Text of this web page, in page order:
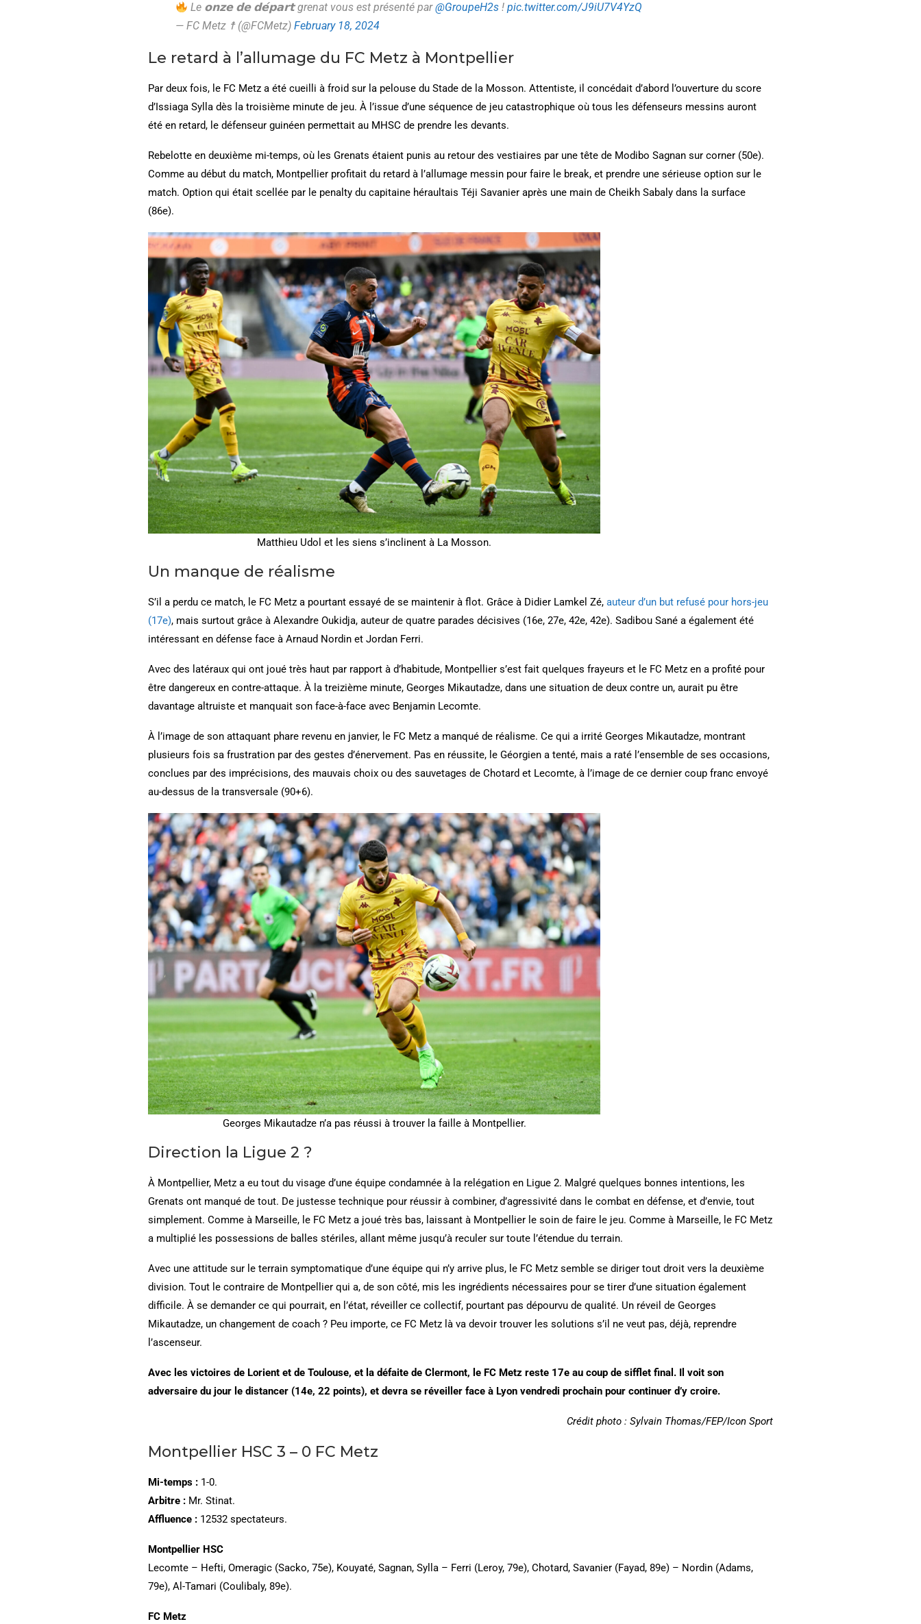
Le 𝗼𝗻𝘇𝗲 𝗱𝗲 𝗱𝗲́𝗽𝗮𝗿𝘁 grenat vous est présenté par@GroupeH2s !pic.twitter.com/J9iU7V4YzQ
— FC Metz ☨ (@FCMetz) February 18, 2024
Le retard à l’allumage du FC Metz à Montpellier
Par deux fois, le FC Metz a été cueilli à froid sur la pelouse du Stade de la Mosson. Attentiste, il concédait d’abord l’ouverture du score
d’Issiaga Sylla dès la troisième minute de jeu. À l’issue d’une séquence de jeu catastrophique où tous les défenseurs messins auront
été en retard, le défenseur guinéen permettait au MHSC de prendre les devants.
Rebelotte en deuxième mi-temps, où les Grenats étaient punis au retour des vestiaires par une tête de Modibo Sagnan sur corner (50e).
Comme au début du match, Montpellier profitait du retard à l’allumage messin pour faire le break, et prendre une sérieuse option sur le
match. Option qui était scellée par le penalty du capitaine héraultais Téji Savanier après une main de Cheikh Sabaly dans la surface
(86e).
Matthieu Udol et les siens s’inclinent à La Mosson.
Un manque de réalisme
S’il a perdu ce match, le FC Metz a pourtant essayé de se maintenir à flot. Grâce à Didier Lamkel Zé, auteur d’un but refusé pour hors-jeu
(17e), mais surtout grâce à Alexandre Oukidja, auteur de quatre parades décisives (16e, 27e, 42e, 42e). Sadibou Sané a également été
intéressant en défense face à Arnaud Nordin et Jordan Ferri.
Avec des latéraux qui ont joué très haut par rapport à d’habitude, Montpellier s’est fait quelques frayeurs et le FC Metz en a profité pour
être dangereux en contre-attaque. À la treizième minute, Georges Mikautadze, dans une situation de deux contre un, aurait pu être
davantage altruiste et manquait son face-à-face avec Benjamin Lecomte.
À l’image de son attaquant phare revenu en janvier, le FC Metz a manqué de réalisme. Ce qui a irrité Georges Mikautadze, montrant
plusieurs fois sa frustration par des gestes d’énervement. Pas en réussite, le Géorgien a tenté, mais a raté l’ensemble de ses occasions,
conclues par des imprécisions, des mauvais choix ou des sauvetages de Chotard et Lecomte, à l’image de ce dernier coup franc envoyé
au-dessus de la transversale (90+6).
Georges Mikautadze n’a pas réussi à trouver la faille à Montpellier.
Direction la Ligue 2 ?
À Montpellier, Metz a eu tout du visage d’une équipe condamnée à la relégation en Ligue 2. Malgré quelques bonnes intentions, les
Grenats ont manqué de tout. De justesse technique pour réussir à combiner, d’agressivité dans le combat en défense, et d’envie, tout
simplement. Comme à Marseille, le FC Metz a joué très bas, laissant à Montpellier le soin de faire le jeu. Comme à Marseille, le FC Metz
a multiplié les possessions de balles stériles, allant même jusqu’à reculer sur toute l’étendue du terrain.
Avec une attitude sur le terrain symptomatique d’une équipe qui n’y arrive plus, le FC Metz semble se diriger tout droit vers la deuxième
division. Tout le contraire de Montpellier qui a, de son côté, mis les ingrédients nécessaires pour se tirer d’une situation également
difficile. À se demander ce qui pourrait, en l’état, réveiller ce collectif, pourtant pas dépourvu de qualité. Un réveil de Georges
Mikautadze, un changement de coach ? Peu importe, ce FC Metz là va devoir trouver les solutions s’il ne veut pas, déjà, reprendre
l’ascenseur.
Avec les victoires de Lorient et de Toulouse, et la défaite de Clermont, le FC Metz reste 17e au coup de sifflet final. Il voit son
adversaire du jour le distancer (14e, 22 points), et devra se réveiller face à Lyon vendredi prochain pour continuer d’y croire.
Crédit photo : Sylvain Thomas/FEP/Icon Sport
Montpellier HSC 3 – 0 FC Metz
Mi-temps : 1-0.
Arbitre : Mr. Stinat.
Affluence : 12532 spectateurs.
Montpellier HSC
Lecomte – Hefti, Omeragic (Sacko, 75e), Kouyaté, Sagnan, Sylla – Ferri (Leroy, 79e), Chotard, Savanier (Fayad, 89e) – Nordin (Adams,
79e), Al-Tamari (Coulibaly, 89e).
FC Metz